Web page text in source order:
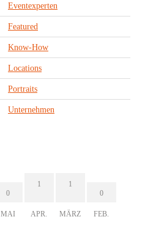
Eventexperten
Featured
Know-How
Locations
Portraits
Unternehmen
0
MAI
1
APR.
1
MÄRZ
0
FEB.